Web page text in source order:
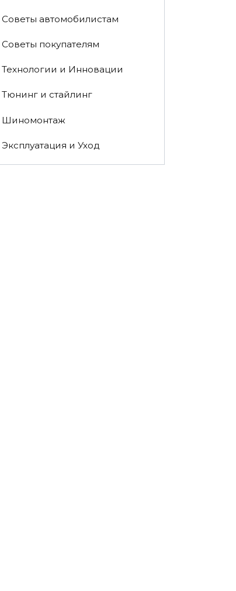
Советы автомобилистам
Советы покупателям
Технологии и Инновации
Тюнинг и стайлинг
Шиномонтаж
Эксплуатация и Уход